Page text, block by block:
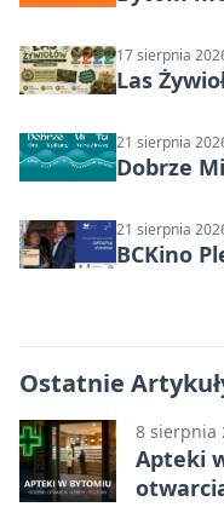
17 sierpnia
Las
21 sierpnia
Dobrze
21 sierpnia
BCKino
Ostatnie
8 sierpnia
Apteki